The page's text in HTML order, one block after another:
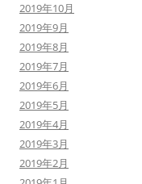
2019年10月
2019年9月
2019年8月
2019年7月
2019年6月
2019年5月
2019年4月
2019年3月
2019年2月